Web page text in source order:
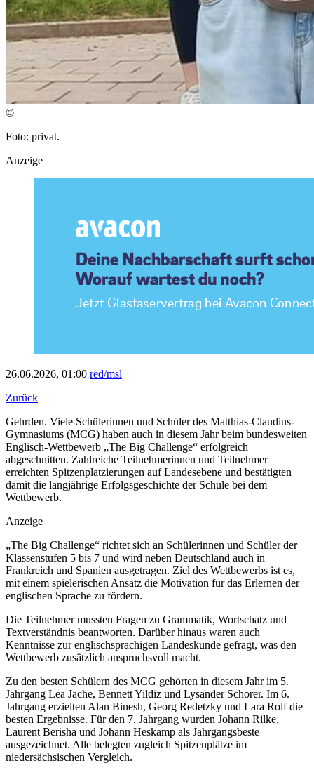
©
Foto: privat.
Anzeige
26.06.2026, 01:00 red/msl
Zurück
Gehrden. Viele Schülerinnen und Schüler des Matthias-Claudius-
Gymnasiums (MCG) haben auch in diesem Jahr beim bundesweiten
Englisch-Wettbewerb „The Big Challenge“ erfolgreich
abgeschnitten. Zahlreiche Teilnehmerinnen und Teilnehmer
erreichten Spitzenplatzierungen auf Landesebene und bestätigten
damit die langjährige Erfolgsgeschichte der Schule bei dem
Wettbewerb.
Anzeige
„The Big Challenge“ richtet sich an Schülerinnen und Schüler der
Klassenstufen 5 bis 7 und wird neben Deutschland auch in
Frankreich und Spanien ausgetragen. Ziel des Wettbewerbs ist es,
mit einem spielerischen Ansatz die Motivation für das Erlernen der
englischen Sprache zu fördern.
Die Teilnehmer mussten Fragen zu Grammatik, Wortschatz und
Textverständnis beantworten. Darüber hinaus waren auch
Kenntnisse zur englischsprachigen Landeskunde gefragt, was den
Wettbewerb zusätzlich anspruchsvoll macht.
Zu den besten Schülern des MCG gehörten in diesem Jahr im 5.
Jahrgang Lea Jache, Bennett Yildiz und Lysander Schorer. Im 6.
Jahrgang erzielten Alan Binesh, Georg Redetzky und Lara Rolf die
besten Ergebnisse. Für den 7. Jahrgang wurden Johann Rilke,
Laurent Berisha und Johann Heskamp als Jahrgangsbeste
ausgezeichnet. Alle belegten zugleich Spitzenplätze im
niedersächsischen Vergleich.